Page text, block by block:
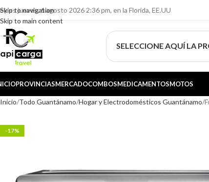
Skip to navigation
Skip to main content
es jueves, 6 agosto 2026 2:36 pm, en la Florida, EE.UU
SELECCIONE AQUÍ LA
PROVINCIASMERCADOCOMBOSMEDICAMENTOSMOTOS
Inicio Todo Guantánamo Hogar y Electrodomésticos Guantánamo
-17%